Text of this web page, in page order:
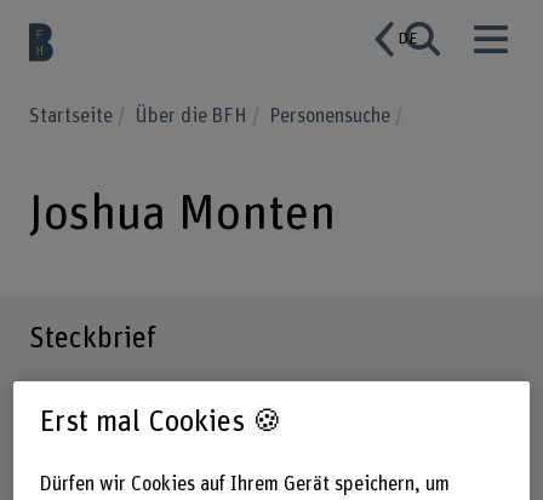
DE
Startseite Über die BFH Personensuche
Joshua Monten
Steckbrief
Erst mal Cookies 🍪
Dürfen wir Cookies auf Ihrem Gerät speichern, um